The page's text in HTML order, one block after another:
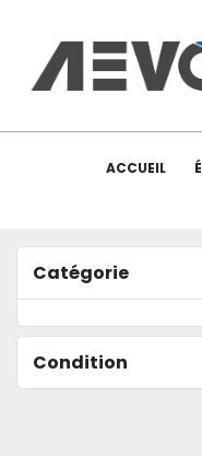
ACCUEIL
Catégorie
Condition